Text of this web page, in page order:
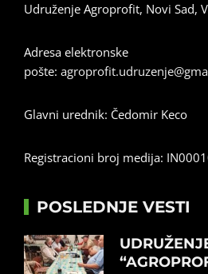
Udruženje Agroprofit, Novi Sad,
Adresa elektronske
pošte:
Glavni urednik: Čedomir Keco
Registracioni broj medija:
POSLEDNJE VESTI